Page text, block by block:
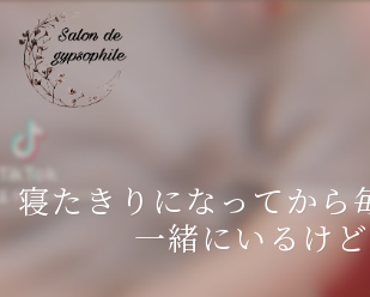
寝たきりになってから
一緒にいるけ